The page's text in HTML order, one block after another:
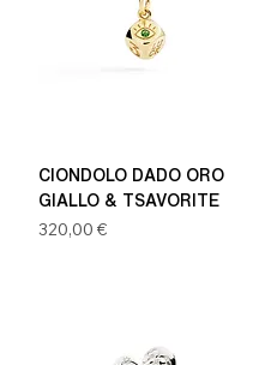
CIONDOLO DADO ORO
GIALLO & TSAVORITE
Prezzo
320,00 €